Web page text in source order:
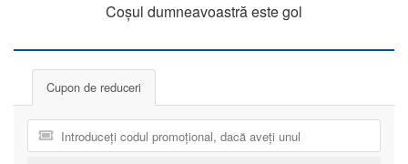
Coșul dumneavoastră este gol
Cupon de reduceri